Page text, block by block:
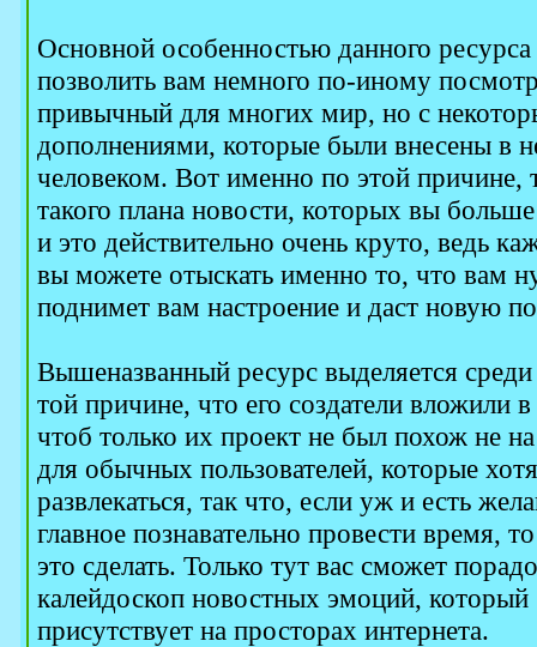
Основной особенностью данного
позволить вам немного по-иному
привычный для многих мир, но с
дополнениями, которые были внесены в
человеком. Вот именно по этой причине,
такого плана новости, которых вы
и это действительно очень круто, ведь
вы можете отыскать именно то, что вам
поднимет вам настроение и даст новую
Вышеназванный ресурс выделяется
той причине, что его создатели вложили
чтоб только их проект не был похож не
для обычных пользователей, которые
развлекаться, так что, если уж и есть
главное познавательно провести время,
это сделать. Только тут вас сможет
калейдоскоп новостных эмоций, который
присутствует на просторах интернета.